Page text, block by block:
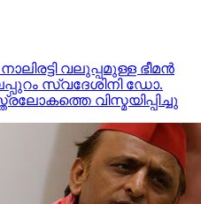
വലുപ്പമുള്ള ഭീമന്‍
സ്വദേശിനി ഡോ.
വിസ്മയിപ്പിച്ചു